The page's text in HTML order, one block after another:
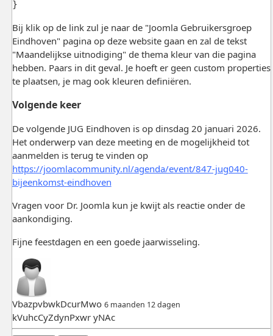
}
Bij klik op de link zul je naar de "Joomla Gebruikersgroep
Eindhoven" pagina op deze website gaan en zal de tekst
"Maandelijkse uitnodiging" de thema kleur van die pagina
hebben. Paars in dit geval. Je hoeft er geen custom properties
te plaatsen, je mag ook kleuren definiëren.
Volgende keer
De volgende JUG Eindhoven is op dinsdag 20 januari 2026.
Het onderwerp van deze meeting en de mogelijkheid tot
aanmelden is terug te vinden op
https://joomlacommunity.nl/agenda/event/847-jug040-
bijeenkomst-eindhoven
Vragen voor Dr. Joomla kun je kwijt als reactie onder de
aankondiging.
Fijne feestdagen en een goede jaarwisseling.
VbazpvbwkDcurMwo 6 maanden 12 dagen
kVuhcCyZdynPxwr yNAc